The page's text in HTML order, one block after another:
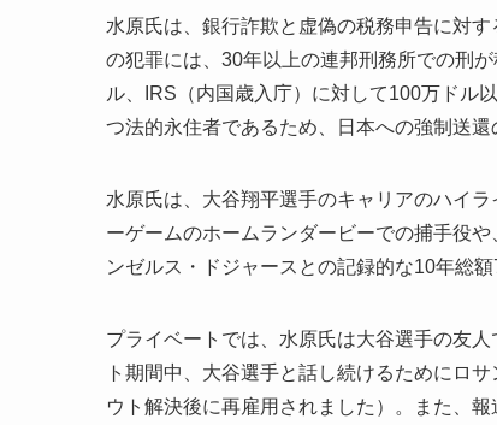
水原氏は、銀行詐欺と虚偽の税務申告に対
の犯罪には、30年以上の連邦刑務所での刑
ル、IRS（内国歳入庁）に対して100万ドル
つ法的永住者であるため、日本への強制送還
水原氏は、大谷翔平選手のキャリアのハイ
ーゲームのホームランダービーでの捕手役
ンゼルス・ドジャースとの記録的な10年総
プライベートでは、水原氏は大谷選手の友
ト期間中、大谷選手と話し続けるためにロ
ウト解決後に再雇用されました）。また、